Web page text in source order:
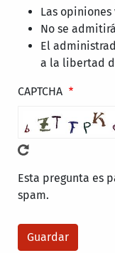
Las
No se
El
a la libertad
CAPTCHA
Esta pregunta es
spam.